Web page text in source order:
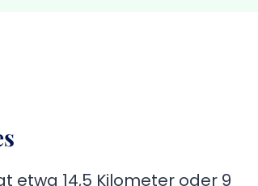
etwa 14,5 Kilometer oder 9